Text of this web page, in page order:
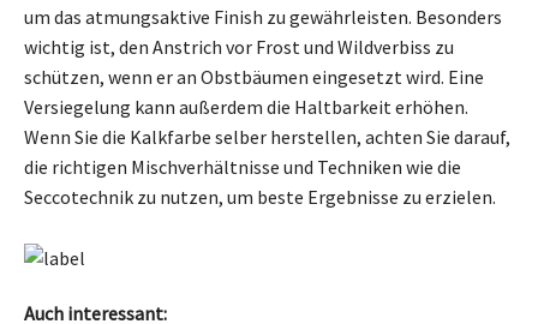
um das atmungsaktive Finish zu gewährleisten. Besonders
wichtig ist, den Anstrich vor Frost und Wildverbiss zu
schützen, wenn er an Obstbäumen eingesetzt wird. Eine
Versiegelung kann außerdem die Haltbarkeit erhöhen.
Wenn Sie die Kalkfarbe selber herstellen, achten Sie darauf,
die richtigen Mischverhältnisse und Techniken wie die
Seccotechnik zu nutzen, um beste Ergebnisse zu erzielen.
Auch interessant: